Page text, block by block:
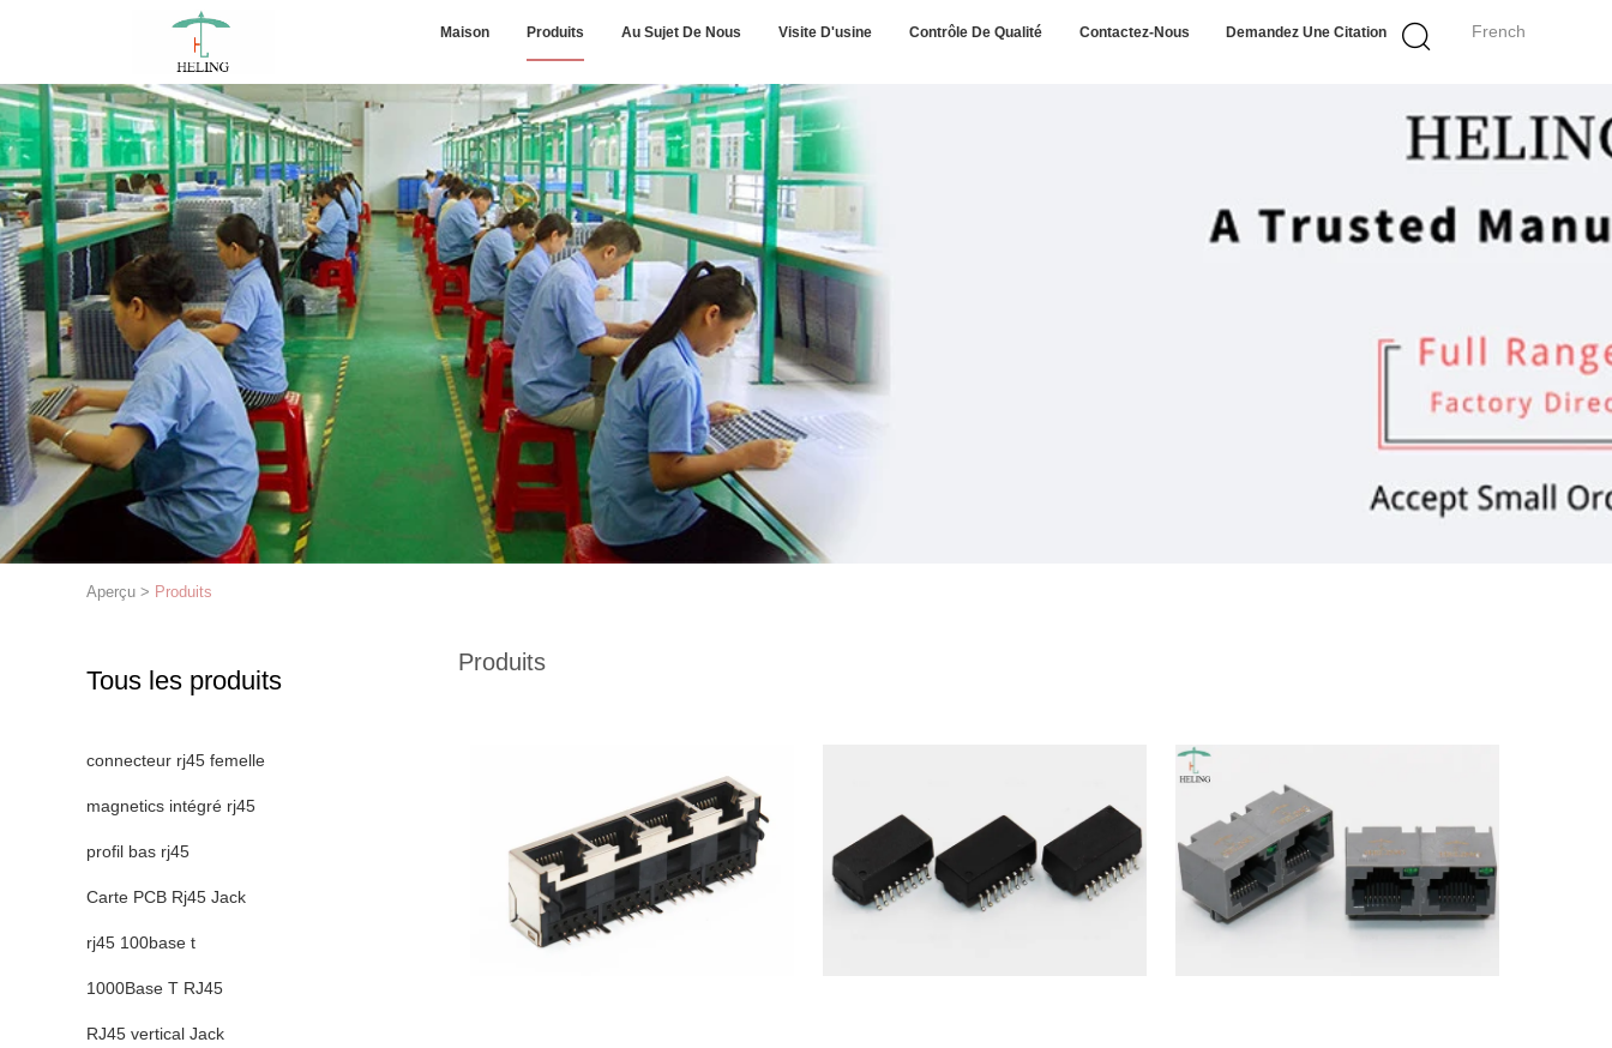
French
Maison Produits Au Sujet De Nous Visite D'usine Contrôle De Qualité Contactez-Nous Demandez Une Citation
Aperçu > Produits
Tous les produits
connecteur rj45 femelle
magnetics intégré rj45
profil bas rj45
Carte PCB Rj45 Jack
rj45 100base t
1000Base T RJ45
RJ45 vertical Jack
Produits